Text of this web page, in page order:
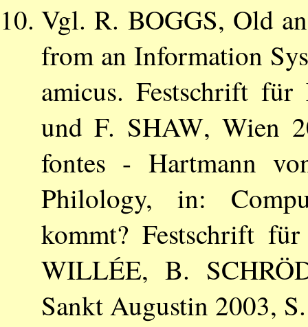
Vgl.R. BOGGS, Old
from an Information
amicus. Festschrift
undF. SHAW, Wien
fontes - Hartmann
Philology, in:
kommt? Festschrift
WILLÉE, B.
Sankt Augustin 2003,